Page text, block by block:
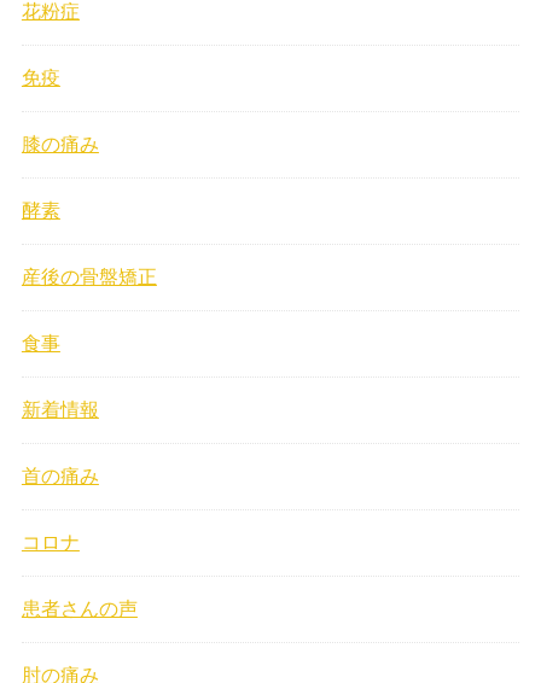
花粉症
免疫
膝の痛み
酵素
産後の骨盤矯正
食事
新着情報
首の痛み
コロナ
患者さんの声
肘の痛み